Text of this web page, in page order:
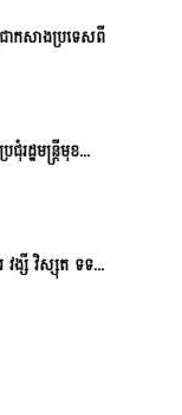
កសាងប្រទេសពី
ដ្ឋមន្ត្រីមុខ...
វង្សី វិស្សុត ទទ...